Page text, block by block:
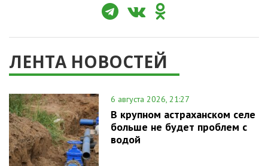
ЛЕНТА НОВОСТЕЙ
6 августа 2026, 21:27
В крупном астраханском селе
больше не будет проблем с
водой